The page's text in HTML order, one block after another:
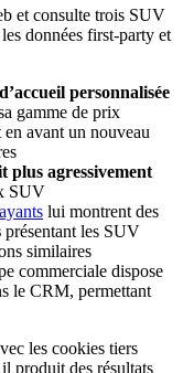
et consulte trois SUV
données first-party et
personnalisée
gamme de prix
en avant un nouveau
plus agressivement
SUV
lui montrent des
présentant les SUV
similaires
commerciale dispose
le CRM, permettant
les cookies tiers
produit des résultats